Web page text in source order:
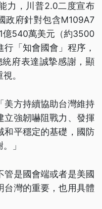
力，川普2.0二度宣布
政府針對包含M109A7
億540萬美元（約3500
「知會國會」程序，
府表達誠摯感謝，顯
。
美方持續協助台灣維持
立強韌嚇阻戰力、發揮
和平穩定的基礎，國防
」
管是國會端或者是美國
台灣的重要，也用具體